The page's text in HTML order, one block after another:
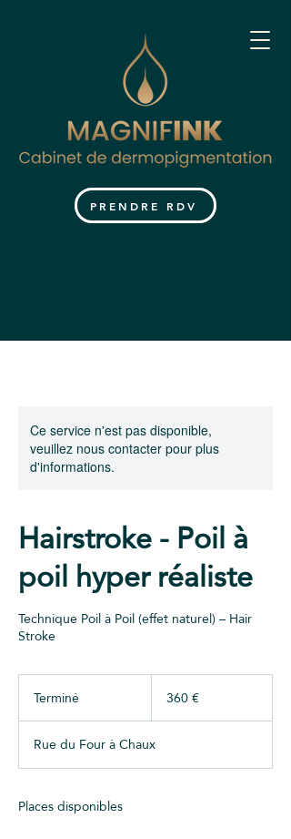
PRENDRE RDV
Ce service n'est pas disponible,
veuillez nous contacter pour plus
d'informations.
Hairstroke - Poil à
poil hyper réaliste
Technique Poil à Poil (effet naturel) – Hair
Terminé
e
m
i
é
360 €
Rue du Four à Chaux
Places disponibles